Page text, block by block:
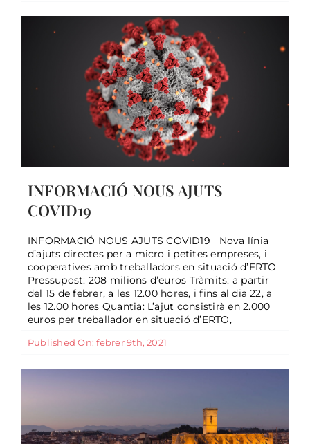
INFORMACIÓ NOUS AJUTS
COVID19
INFORMACIÓ NOUS AJUTS COVID19 Nova línia
d’ajuts directes per a micro i petites empreses, i
cooperatives amb treballadors en situació d’ERTO
Pressupost: 208 milions d’euros Tràmits: a partir
del 15 de febrer, a les 12.00 hores, i fins al dia 22, a
les 12.00 hores Quantia: L’ajut consistirà en 2.000
euros per treballador en situació d’ERTO,
Published On: febrer 9th, 2021
Sessió de sensibilització PIT i
Biosphere 2021
General